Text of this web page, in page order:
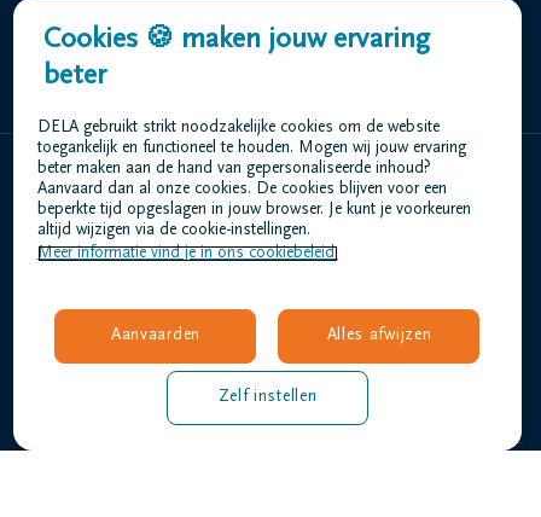
+32 11 22 28 88
Home
Wie zijn we
Contact
Overlijdensberichten
Veelgestelde vragen
Cookies 🍪 maken jouw ervaring
beter
DELA gebruikt strikt noodzakelijke cookies om de website
toegankelijk en functioneel te houden. Mogen wij jouw ervaring
beter maken aan de hand van gepersonaliseerde inhoud?
Aanvaard dan al onze cookies. De cookies blijven voor een
beperkte tijd opgeslagen in jouw browser. Je kunt je voorkeuren
altijd wijzigen via de cookie-instellingen.
Meer informatie vind je in ons cookiebeleid.
Aanvaarden Alles afwijzen
Zelf instellen